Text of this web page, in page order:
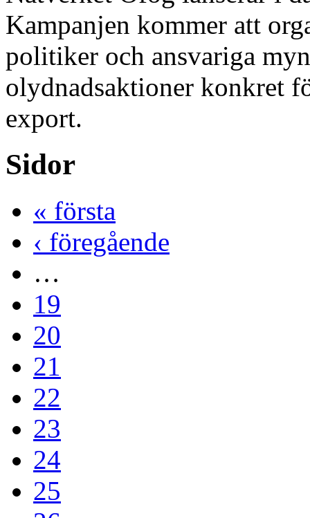
Kampanjen kommer att
politiker och ansvariga
olydnadsaktioner konkret
export.
Sidor
« första
‹ föregående
…
19
20
21
22
23
24
25